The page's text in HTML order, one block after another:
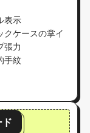
表示
クケースの掌イ
張力
手紋